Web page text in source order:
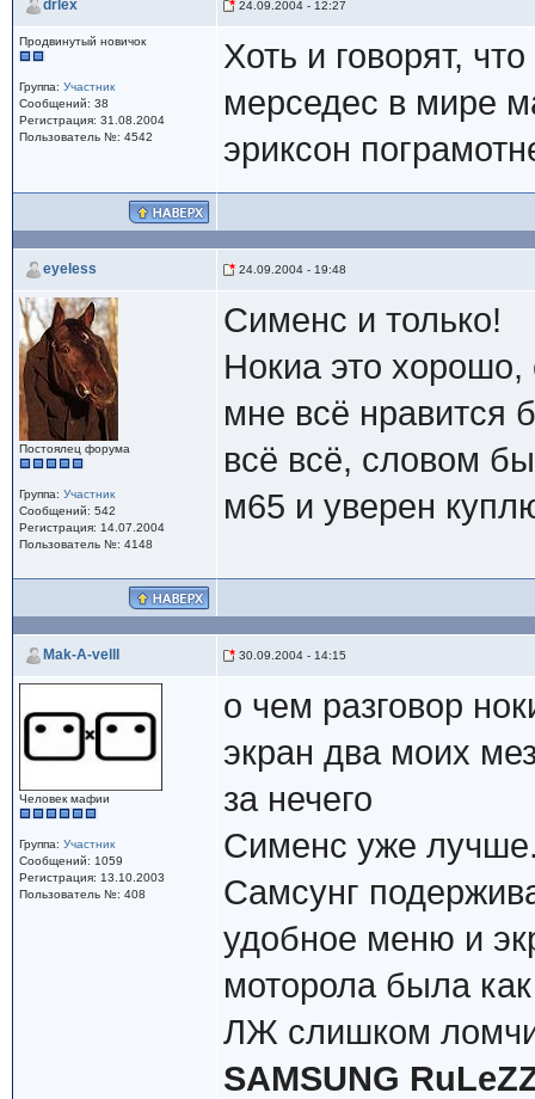
drlex 24.09.2004 - 12:27
Продвинутый новичок
Группа: Участник
Сообщений: 38
Регистрация: 31.08.2004
Пользователь №: 4542
Хоть и говорят,
мерседес в мире
эриксон
eyeless 24.09.2004 - 19:48
Постоялец форума
Группа: Участник
Сообщений: 542
Регистрация: 14.07.2004
Пользователь №: 4148
Сименс и только!
Нокиа это
мне всё нравится
всё всё, словом
м65 и уверен
Mak-A-vellI 30.09.2004 - 14:15
Человек мафии
Группа: Участник
Сообщений: 1059
Регистрация: 13.10.2003
Пользователь №: 408
о чем разговор
экран два моих
за нечего
Сименс уже
Самсунг
удобное меню и
моторола была
ЛЖ слишком
SAMSUNG